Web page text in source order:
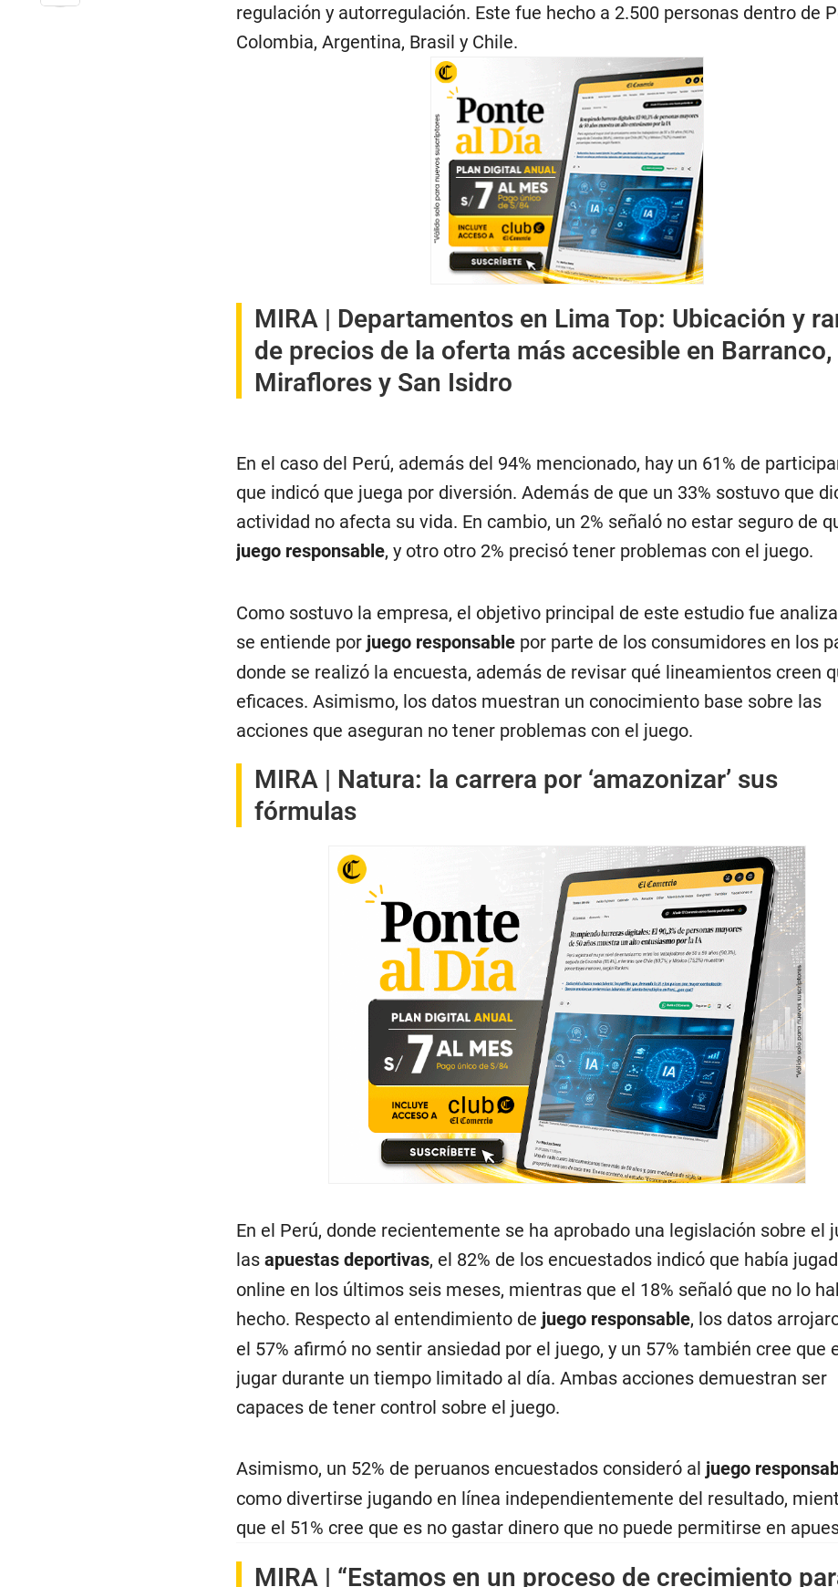
regulación y autorregulación. Este fue hecho a 2.500 personas dentro de
Colombia, Argentina, Brasil y Chile.
MIRA | Departamentos en Lima Top: Ubicación y
de precios de la oferta más accesible en Barranco,
Miraflores y San Isidro
En el caso del Perú, además del 94% mencionado, hay un 61% de
que indicó que juega por diversión. Además de que un 33% sostuvo que
actividad no afecta su vida. En cambio, un 2% señaló no estar seguro de
juego responsable, y otro otro 2% precisó tener problemas con el juego.
Como sostuvo la empresa, el objetivo principal de este estudio fue
se entiende por juego responsablepor parte de los consumidores en los
donde se realizó la encuesta, además de revisar qué lineamientos creen
eficaces. Asimismo, los datos muestran un conocimiento base sobre las
acciones que aseguran no tener problemas con el juego.
MIRA | Natura: la carrera por ‘amazonizar’ sus
fórmulas
En el Perú, donde recientemente se ha aprobado una legislación sobre el
las apuestas deportivas, el 82% de los encuestados indicó que había
online en los últimos seis meses, mientras que el 18% señaló que no lo
hecho. Respecto al entendimiento de juego responsable, los datos
el 57% afirmó no sentir ansiedad por el juego, y un 57% también cree que
jugar durante un tiempo limitado al día. Ambas acciones demuestran ser
capaces de tener control sobre el juego.
Asimismo, un 52% de peruanos encuestados consideró al juego
como divertirse jugando en línea independientemente del resultado,
que el 51% cree que es no gastar dinero que no puede permitirse en
MIRA | “Estamos en un proceso de crecimiento